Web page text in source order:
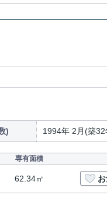
) 1994年 2月(築32
専有面積
62.34㎡